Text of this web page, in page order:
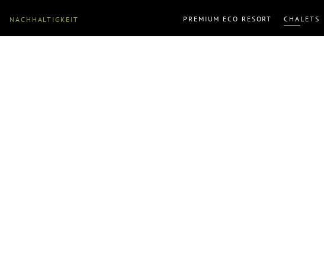
NACHHALTIGKEIT PREMIUM ECO RESORT CHALETS